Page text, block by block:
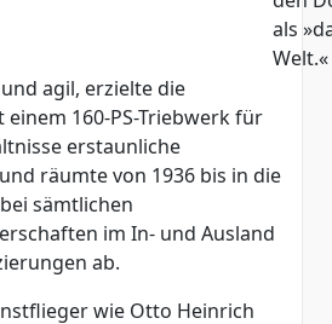
als
Welt.«
agil, erzielte die
einem 160-PS-Triebwerk für
erstaunliche
räumte von 1936 bis in die
sämtlichen
im In- und Ausland
ab.
wie Otto Heinrich